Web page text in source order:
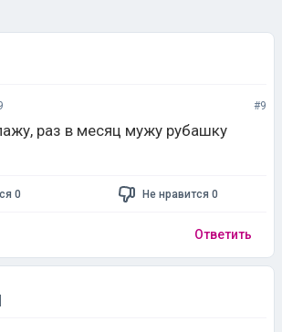
#9
раз в месяц мужу рубашку
0 Не нравится 0
Ответить